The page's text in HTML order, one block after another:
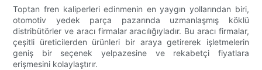
Toptan fren kaliperleri edinmenin en yaygın yollarından biri,
otomotiv yedek parça pazarında uzmanlaşmış köklü
distribütörler ve aracı firmalar aracılığıyladır. Bu aracı firmalar,
çeşitli üreticilerden ürünleri bir araya getirerek işletmelerin
geniş bir seçenek yelpazesine ve rekabetçi fiyatlara
erişmesini kolaylaştırır.